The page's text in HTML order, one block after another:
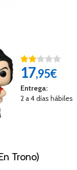
17,95€
Entrega:
2 a 4 días hábiles
Trono)